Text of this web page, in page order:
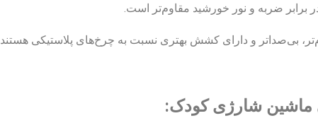
بی‌صداتر و دارای کشش بهتری نسبت به چرخ‌های پلاستیکی هستند.
ماشین شارژی کودک: